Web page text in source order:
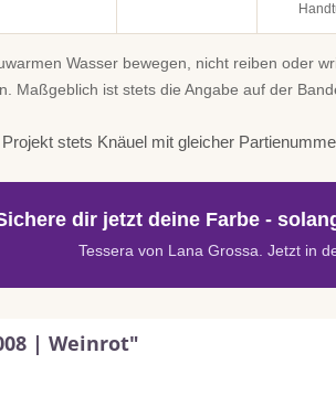
Wasser bewegen, nicht reiben oder
Maßgeblich ist stets die Angabe auf der
stets Knäuel mit gleicher
dir jetzt deine Farbe -
Tessera von Lana Grossa. Jetzt in
| Weinrot"